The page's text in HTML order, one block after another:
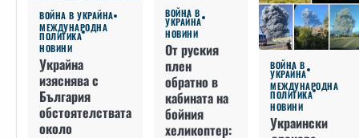
ВОЙНА В УКРАЙНА
МЕЖДУНАРОДНА
ПОЛИТИКА
НОВИНИ
Украйна
изяснява с
България
обстоятелствата
около
ВОЙНА В
УКРАЙНА
НОВИНИ
От руския
плен
обратно в
кабината на
бойния
хеликоптер:
ВОЙНА В
УКРАЙНА
МЕЖДУНАРОДНА
ПОЛИТИКА
НОВИНИ
Украински